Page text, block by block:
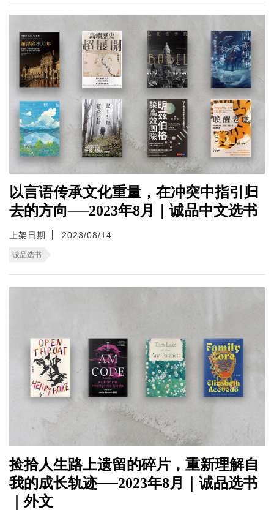
以言语传承文化重量，在冲突中指引归
去的方向──2023年8月｜诚品中文选书
上架日期 2023/08/14
诚品选书
捡拾人生路上遗留的碎片，重新理解自
我的成长轨迹──2023年8月｜诚品选书
｜外文